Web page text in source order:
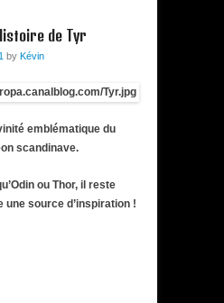
de Tyr
by Kévin
emblématique du
scandinave.
ou Thor, il reste
une source d’inspiration !